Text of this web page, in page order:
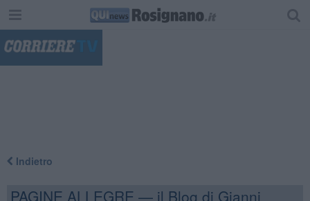
Indietro
PAGINE ALLEGRE — il Blog di Gianni